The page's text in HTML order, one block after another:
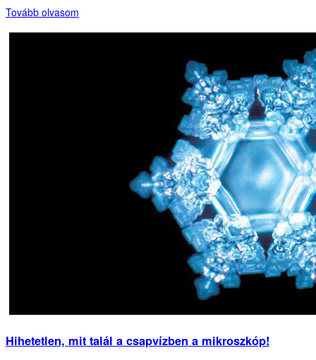
Tovább olvasom
Hihetetlen, mit talál a csapvízben a mikroszkóp!